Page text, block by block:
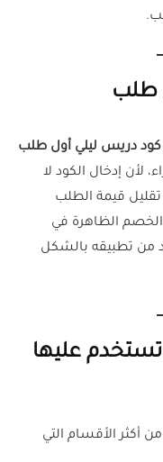
طلب
كود دريس ليلي أول طلب
لأن إدخال الكود لا
قيمة الطلب
الظاهرة في
من تطبيقه بالشكل
تستخدم عليها
أكثر الأقسام التي